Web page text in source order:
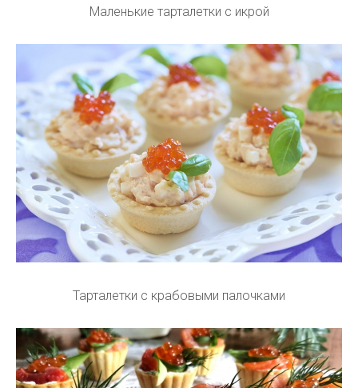
Маленькие тарталетки с икрой
Тарталетки с крабовыми палочками